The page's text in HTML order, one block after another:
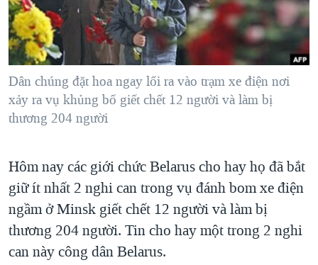
"Tìm"NGƯỜI VIỆT HẢI NGOẠI
ĐỜI SỐNG
KINH TẾ
KHOA HỌC
SỨC KHOẺ
THỂ THAO
GIÁO DỤC
TẠI
HÀNH TRÌNH BẦU CỬ 2024
MỘT NĂM CHIẾN TRANH TẠI DẢI GAZA
GIẢI MÃ VÀNH ĐAI & CON ĐƯỜNG
NGÀY TỊ NẠN THẾ GIỚI
CHI PHÍ CHIẾN TRANH AFGHANISTAN
CÁC GIÁ TRỊ CỘNG HÒA Ở VIỆT NAM
THƯỢNG ĐỈNH TRUMP-KIM TẠI VIỆT NAM
TRỊNH VĨNH BÌNH VS. CHÍNH PHỦ VIỆT NAM
VIDEO
NGHE
MẠNG XÃ HỘI
Dân chúng đặt hoa ngay lối ra vào trạm xe điện nơi
xảy ra vụ khủng bố giết chết 12 người và làm bị
thương 204 người
Hôm nay các giới chức Belarus cho hay họ đã bắt
giữ ít nhất 2 nghi can trong vụ đánh bom xe điện
ngầm ở Minsk giết chết 12 người và làm bị
thương 204 người. Tin cho hay một trong 2 nghi
can này công dân Belarus.